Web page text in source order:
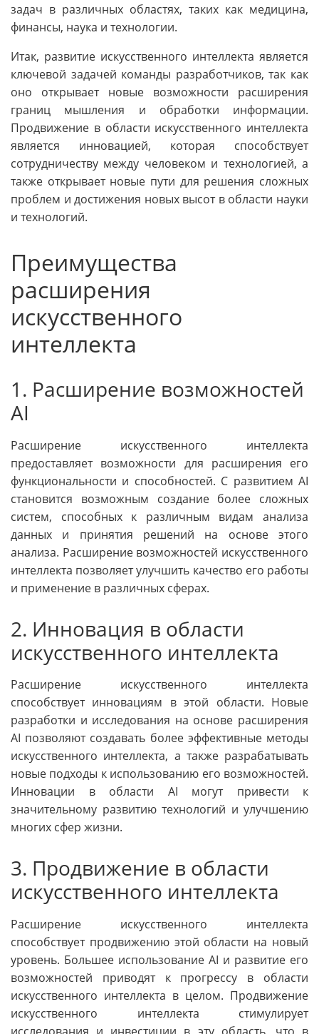
задач в различных областях, таких как медицина,
финансы, наука и технологии.
Итак, развитие искусственного интеллекта является
ключевой задачей команды разработчиков, так как
оно открывает новые возможности расширения
границ мышления и обработки информации.
Продвижение в области искусственного интеллекта
является инновацией, которая способствует
сотрудничеству между человеком и технологией, а
также открывает новые пути для решения сложных
проблем и достижения новых высот в области науки
и технологий.
Преимущества
расширения
искусственного
интеллекта
1. Расширение возможностей
AI
Расширение искусственного интеллекта
предоставляет возможности для расширения его
функциональности и способностей. С развитием AI
становится возможным создание более сложных
систем, способных к различным видам анализа
данных и принятия решений на основе этого
анализа. Расширение возможностей искусственного
интеллекта позволяет улучшить качество его работы
и применение в различных сферах.
2. Инновация в области
искусственного интеллекта
Расширение искусственного интеллекта
способствует инновациям в этой области. Новые
разработки и исследования на основе расширения
AI позволяют создавать более эффективные методы
искусственного интеллекта, а также разрабатывать
новые подходы к использованию его возможностей.
Инновации в области AI могут привести к
значительному развитию технологий и улучшению
многих сфер жизни.
3. Продвижение в области
искусственного интеллекта
Расширение искусственного интеллекта
способствует продвижению этой области на новый
уровень. Большее использование AI и развитие его
возможностей приводят к прогрессу в области
искусственного интеллекта в целом. Продвижение
искусственного интеллекта стимулирует